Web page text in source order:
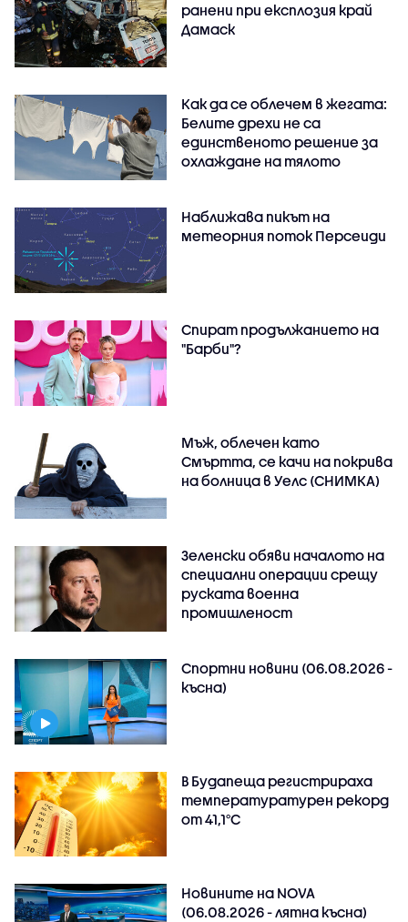
ранени при експлозия край
Дамаск
Как да се облечем в жегата:
Белите дрехи не са
единственото решение за
охлаждане на тялото
Наближава пикът на
метеорния поток Персеиди
Спират продължанието на
"Барби"?
Мъж, облечен като
Смъртта, се качи на покрива
на болница в Уелс (СНИМКА)
Зеленски обяви началото на
специални операции срещу
руската военна
промишленост
Спортни новини (06.08.2026 -
късна)
В Будапеща регистрираха
температуратурен рекорд
от 41,1°C
Новините на NOVA
(06.08.2026 - лятна късна)